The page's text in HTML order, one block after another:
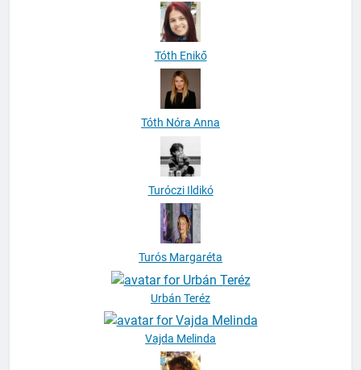
Tóth Enikő
Tóth Nóra Anna
Turóczi Ildikó
Turós Margaréta
Urbán Teréz
Vajda Melinda